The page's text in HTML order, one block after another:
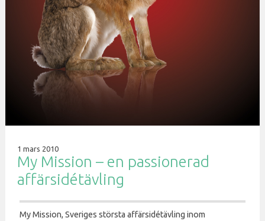
1 mars 2010
My Mission – en passionerad
affärsidétävling
My Mission, Sveriges största affärsidétävling inom